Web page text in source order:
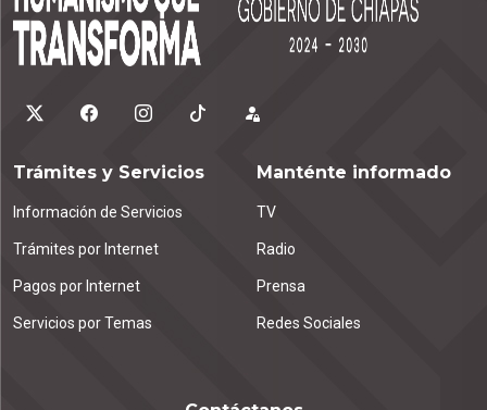
Trámites y Servicios
Información de Servicios
Trámites por Internet
Pagos por Internet
Servicios por Temas
Manténte informado
TV
Radio
Prensa
Redes Sociales